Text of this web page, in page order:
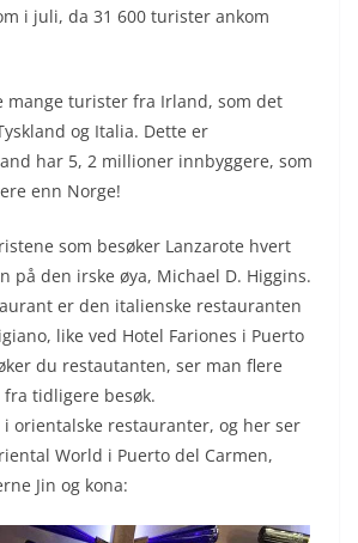
i juli, da 31 600 turister ankom
mange turister fra Irland, som det
og Italia. Dette er
har 5, 2 millioner innbyggere, som
enn Norge!
som besøker Lanzarote hvert
på den irske øya, Michael D. Higgins.
er den italienske restauranten
like ved Hotel Fariones i Puerto
du restautanten, ser man flere
tidligere besøk.
i orientalske restauranter, og her ser
World i Puerto del Carmen,
Jin og kona: